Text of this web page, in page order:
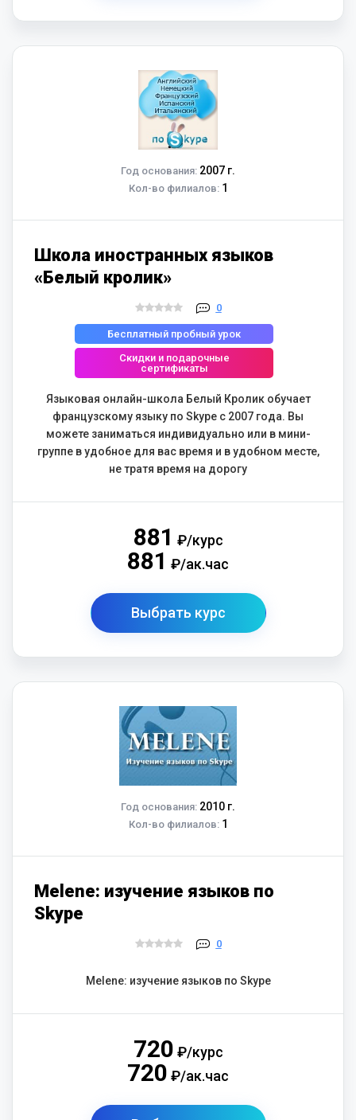
Год основания: 2007 г.
Кол-во филиалов:1
Школа иностранных языков
«Белый кролик»
0
Бесплатный пробный урок
Скидки и подарочные
сертификаты
Языковая онлайн-школа Белый Кролик обучает
французскому языку по Skype с 2007 года. Вы
можете заниматься индивидуально или в мини-
группе в удобное для вас время и в удобном месте,
не тратя время на дорогу
881 ₽/курс
881 ₽/ак.час
Выбрать курс
Год основания: 2010 г.
Кол-во филиалов:1
Melene: изучение языков по
Skype
0
Melene: изучение языков по Skype
720 ₽/курс
720 ₽/ак.час